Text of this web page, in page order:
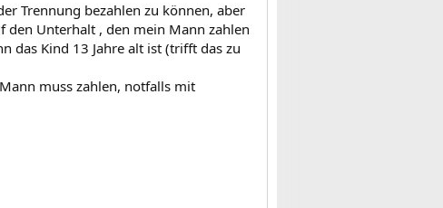
Trennung bezahlen zu können, aber
den Unterhalt , den mein Mann zahlen
das Kind 13 Jahre alt ist (trifft das zu
muss zahlen, notfalls mit